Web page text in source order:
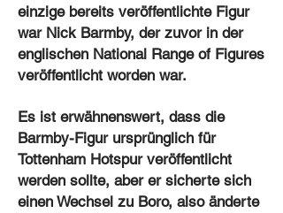
einzige bereits veröffentlichte Figur
war Nick Barmby, der zuvor in der
englischen National Range of Figures
veröffentlicht worden war.
Es ist erwähnenswert, dass die
Barmby-Figur ursprünglich für
Tottenham Hotspur veröffentlicht
werden sollte, aber er sicherte sich
einen Wechsel zu Boro, also änderte